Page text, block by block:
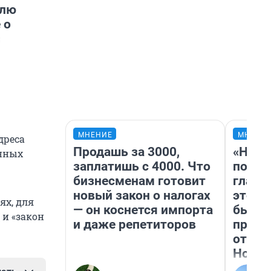
о
для
«закон
МНЕНИЕ
Продашь за 3000,
заплатишь с 4000. Что
бизнесменам готовит
новый закон о налогах
— он коснется импорта
и даже репетиторов
этого
бьет